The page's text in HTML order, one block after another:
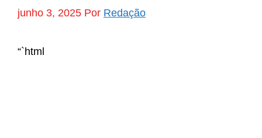
junho 3, 2025 Por Redação
“`html